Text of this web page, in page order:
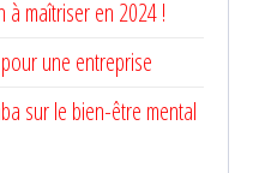
à maîtriser en 2024 !
une entreprise
sur le bien-être mental